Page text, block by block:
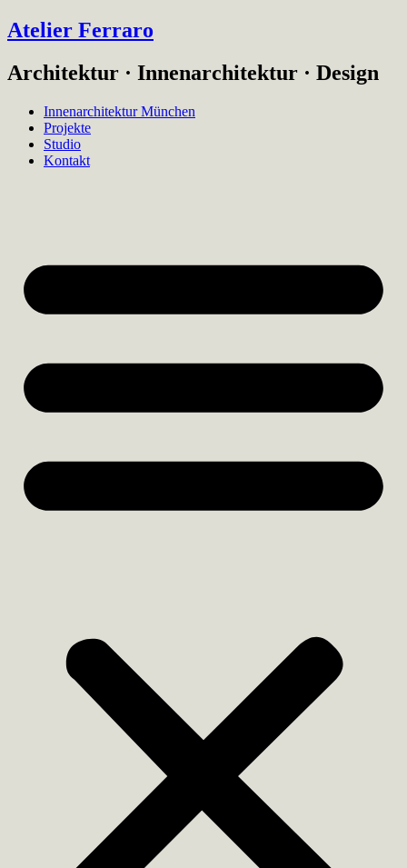
Atelier Ferraro
Architektur · Innenarchitektur · Design
Innenarchitektur München
Projekte
Studio
Kontakt